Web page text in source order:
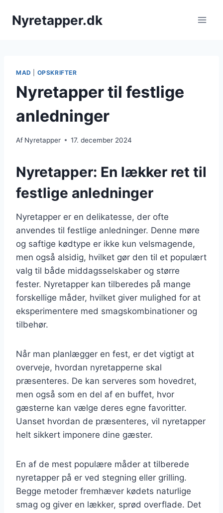
Nyretapper.dk
MAD OPSKRIFTER
Nyretapper til festlige
anledninger
Af Nyretapper 17. december 2024
Nyretapper: En lækker ret til
festlige anledninger
Nyretapper er en delikatesse, der ofte
anvendes til festlige anledninger. Denne møre
og saftige kødtype er ikke kun velsmagende,
men også alsidig, hvilket gør den til et populært
valg til både middagsselskaber og større
fester. Nyretapper kan tilberedes på mange
forskellige måder, hvilket giver mulighed for at
eksperimentere med smagskombinationer og
tilbehør.
Når man planlægger en fest, er det vigtigt at
overveje, hvordan nyretapperne skal
præsenteres. De kan serveres som hovedret,
men også som en del af en buffet, hvor
gæsterne kan vælge deres egne favoritter.
Uanset hvordan de præsenteres, vil nyretapper
helt sikkert imponere dine gæster.
En af de mest populære måder at tilberede
nyretapper på er ved stegning eller grilling.
Begge metoder fremhæver kødets naturlige
smag og giver en lækker, sprød overflade. Det